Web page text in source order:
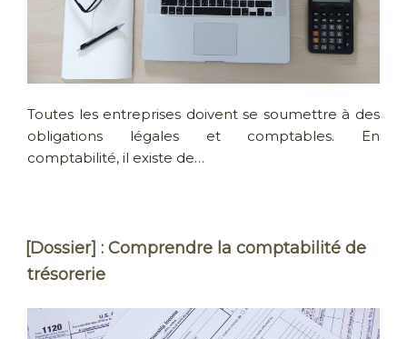
Toutes les entreprises doivent se soumettre à des
obligations légales et comptables. En
comptabilité, il existe de…
[Dossier] : Comprendre la comptabilité de
trésorerie